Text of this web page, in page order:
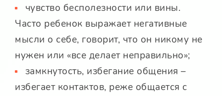
чувство бесполезности или вины.
Часто ребенок выражает негативные
мысли о себе, говорит, что он никому не
нужен или «все делает неправильно»;
замкнутость, избегание общения –
избегает контактов, реже общается с